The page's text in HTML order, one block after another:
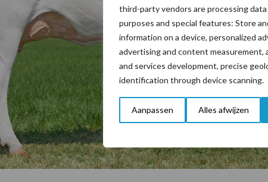
third-party vendors are processing
purposes and special features: Store
information on a device, personalized
advertising and content measurement,
and services development, precise
identification through device scanning.
Aanpassen Alles afwijzen